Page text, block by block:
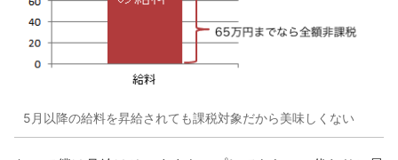
5月以降の給料を昇給されても課税対象だから美味しくない